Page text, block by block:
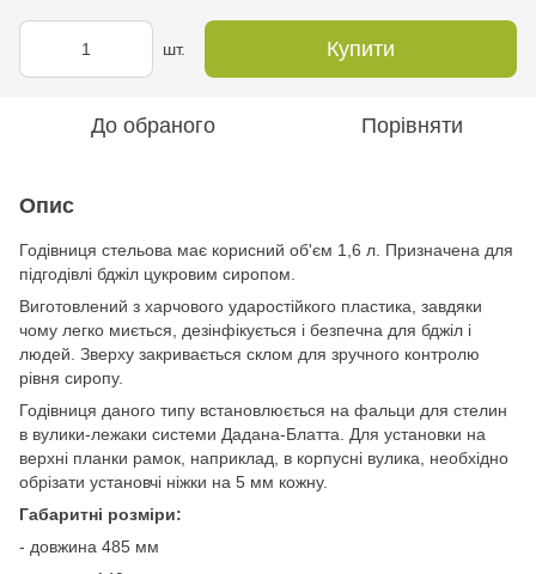
шт. Купити
До обраного Порівняти
Опис
Годівниця стельова має корисний об'єм 1,6 л. Призначена для
підгодівлі бджіл цукровим сиропом.
Виготовлений з харчового ударостійкого пластика, завдяки
чому легко миється, дезінфікується і безпечна для бджіл і
людей. Зверху закривається склом для зручного контролю
рівня сиропу.
Годівниця даного типу встановлюється на фальци для стелин
в вулики-лежаки системи Дадана-Блатта. Для установки на
верхні планки рамок, наприклад, в корпусні вулика, необхідно
обрізати установчі ніжки на 5 мм кожну.
Габаритні розміри:
- довжина 485 мм